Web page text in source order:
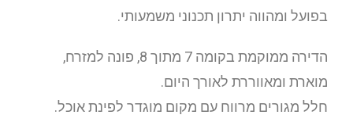
בפועל ומהווה יתרון תכנוני משמעותי.
הדירה ממוקמת בקומה 7 מתוך 8, פונה למזרח,
מוארת ומאווררת לאורך היום.
חלל מגורים מרווח עם מקום מוגדר לפינת אוכל.